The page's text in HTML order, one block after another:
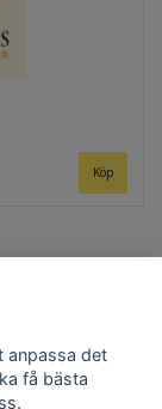
Köp
anpassa det
få bästa